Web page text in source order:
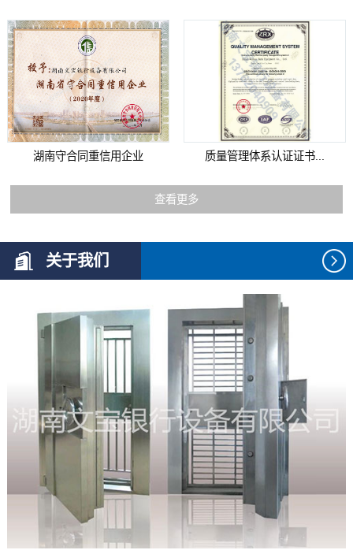
湖南守合同重信用企业 质量管理体系认证证书...
查看更多
关于我们